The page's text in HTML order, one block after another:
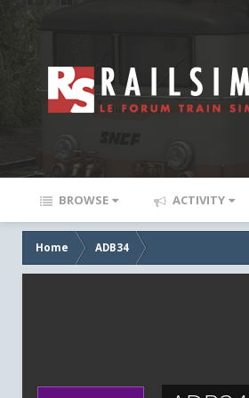
BROWSE ACTIVITY
Home ADB34